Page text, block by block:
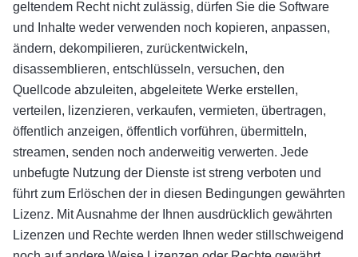
geltendem Recht nicht zulässig, dürfen Sie die Software
und Inhalte weder verwenden noch kopieren, anpassen,
ändern, dekompilieren, zurückentwickeln,
disassemblieren, entschlüsseln, versuchen, den
Quellcode abzuleiten, abgeleitete Werke erstellen,
verteilen, lizenzieren, verkaufen, vermieten, übertragen,
öffentlich anzeigen, öffentlich vorführen, übermitteln,
streamen, senden noch anderweitig verwerten. Jede
unbefugte Nutzung der Dienste ist streng verboten und
führt zum Erlöschen der in diesen Bedingungen gewährten
Lizenz. Mit Ausnahme der Ihnen ausdrücklich gewährten
Lizenzen und Rechte werden Ihnen weder stillschweigend